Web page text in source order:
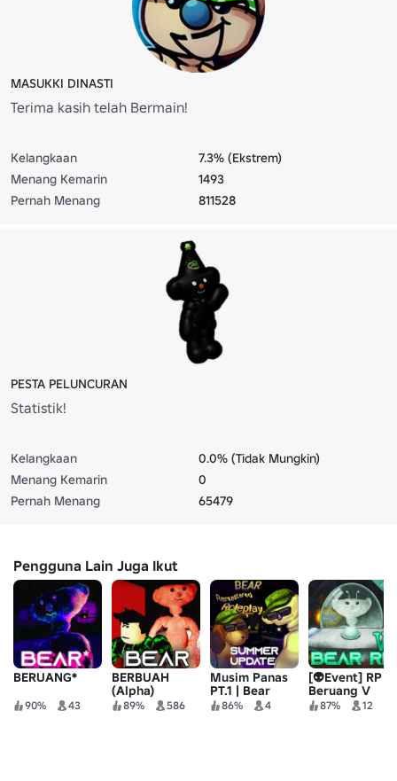
MASUKKI DINASTI
Terima kasih telah Bermain!
Kelangkaan
7.3% (Ekstrem)
Menang Kemarin
1493
Pernah Menang
811528
PESTA PELUNCURAN
Statistik!
Kelangkaan
0.0% (Tidak Mungkin)
Menang Kemarin
0
Pernah Menang
65479
Pengguna Lain Juga Ikut
BERUANG*
90% 43
BERBUAH
(Alpha)
89% 586
Musim Panas
PT.1 | Bear
Alpha RP
86% 4
[👽Event] RP
Beruang V
87% 12